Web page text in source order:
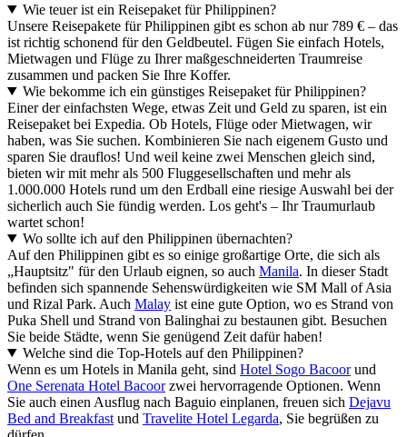
Wie teuer ist ein Reisepaket für Philippinen?
Unsere Reisepakete für Philippinen gibt es schon ab nur 789 € – das
ist richtig schonend für den Geldbeutel. Fügen Sie einfach Hotels,
Mietwagen und Flüge zu Ihrer maßgeschneiderten Traumreise
zusammen und packen Sie Ihre Koffer.
Wie bekomme ich ein günstiges Reisepaket für Philippinen?
Einer der einfachsten Wege, etwas Zeit und Geld zu sparen, ist ein
Reisepaket bei Expedia. Ob Hotels, Flüge oder Mietwagen, wir
haben, was Sie suchen. Kombinieren Sie nach eigenem Gusto und
sparen Sie drauflos! Und weil keine zwei Menschen gleich sind,
bieten wir mit mehr als 500 Fluggesellschaften und mehr als
1.000.000 Hotels rund um den Erdball eine riesige Auswahl bei der
sicherlich auch Sie fündig werden. Los geht's – Ihr Traumurlaub
wartet schon!
Wo sollte ich auf den Philippinen übernachten?
Auf den Philippinen gibt es so einige großartige Orte, die sich als
„Hauptsitz" für den Urlaub eignen, so auch Manila. In dieser Stadt
befinden sich spannende Sehenswürdigkeiten wie SM Mall of Asia
und Rizal Park. Auch Malay ist eine gute Option, wo es Strand von
Puka Shell und Strand von Balinghai zu bestaunen gibt. Besuchen
Sie beide Städte, wenn Sie genügend Zeit dafür haben!
Welche sind die Top-Hotels auf den Philippinen?
Wenn es um Hotels in Manila geht, sind Hotel Sogo Bacoorund
One Serenata Hotel Bacoorzwei hervorragende Optionen. Wenn
Sie auch einen Ausflug nach Baguio einplanen, freuen sich Dejavu
Bed and Breakfast und Travelite Hotel Legarda, Sie begrüßen zu